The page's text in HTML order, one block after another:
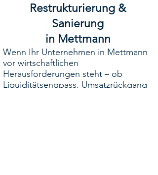
Restrukturierung &
Sanierung
in Mettmann
Wenn Ihr Unternehmen in Mettmann
vor wirtschaftlichen
Herausforderungen steht – ob
Liquiditätsengpass, Umsatzrückgang